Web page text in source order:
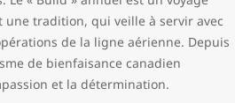
tradition, qui veille à servir avec
de la ligne aérienne. Depuis
de bienfaisance canadien
et la détermination.